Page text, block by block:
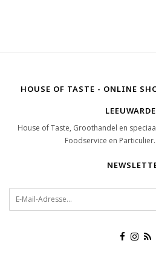
HOUSE OF TASTE - ONLINE
House of Taste, Groothandel en
Foodservice en